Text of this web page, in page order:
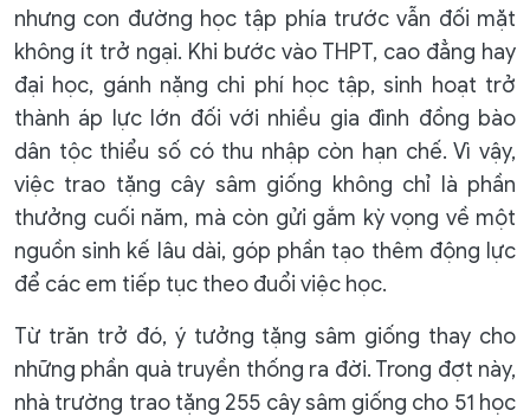
nhưng con đường học tập phía trước vẫn đối mặt
không ít trở ngại. Khi bước vào THPT, cao đẳng hay
đại học, gánh nặng chi phí học tập, sinh hoạt trở
thành áp lực lớn đối với nhiều gia đình đồng bào
dân tộc thiểu số có thu nhập còn hạn chế. Vì vậy,
việc trao tặng cây sâm giống không chỉ là phần
thưởng cuối năm, mà còn gửi gắm kỳ vọng về một
nguồn sinh kế lâu dài, góp phần tạo thêm động lực
để các em tiếp tục theo đuổi việc học.
Từ trăn trở đó, ý tưởng tặng sâm giống thay cho
những phần quà truyền thống ra đời. Trong đợt này,
nhà trường trao tặng 255 cây sâm giống cho 51 học